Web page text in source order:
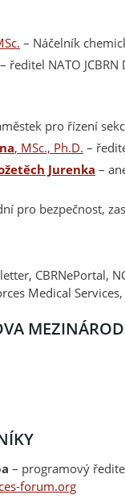
– Náčelník
– ředitel NATO
pro řízení
, MSc., Ph.D. –
Jurenka –
pro bezpečnost,
CBRNePortal,
Medical
– programový
forum.org